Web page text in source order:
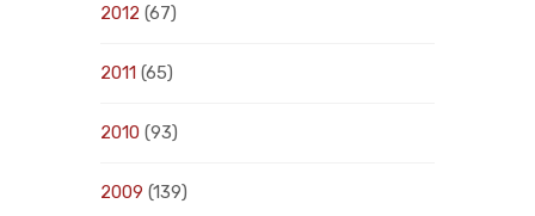
2012 (67)
2011 (65)
2010 (93)
2009 (139)